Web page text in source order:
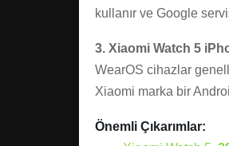
kullanır ve Google
3. Xiaomi Watch 5
WearOS cihazlar
Xiaomi marka bir
Önemli Çıkarımlar: